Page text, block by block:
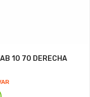
10 70 DERECHA